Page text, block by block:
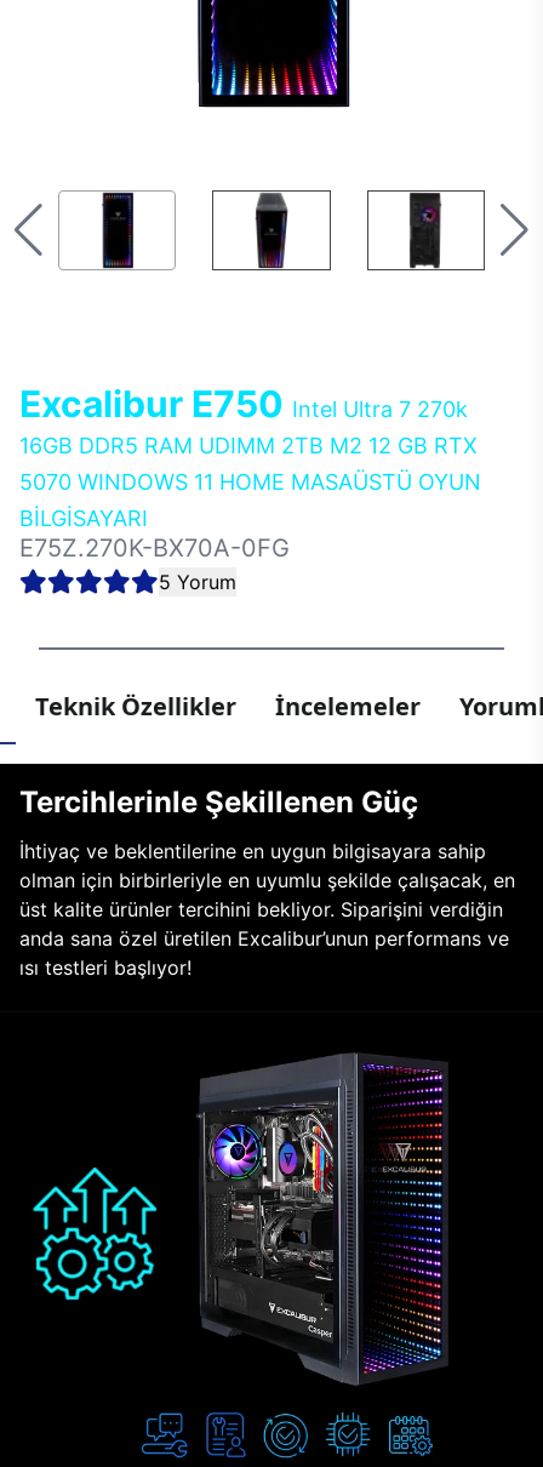
Excalibur E750 Intel Ultra 7 270k
16GB DDR5 RAM UDIMM 2TB M2 12 GB RTX
5070 WINDOWS 11 HOME MASAÜSTÜ OYUN
BİLGİSAYARI
E75Z.270K-BX70A-0FG
5 Yorum
Teknik Özellikler İncelemeler
Tercihlerinle Şekillenen Güç
İhtiyaç ve beklentilerine en uygun bilgisayara sahip
olman için birbirleriyle en uyumlu şekilde çalışacak, en
üst kalite ürünler tercihini bekliyor. Siparişini verdiğin
anda sana özel üretilen Excalibur’unun performans ve
ısı testleri başlıyor!